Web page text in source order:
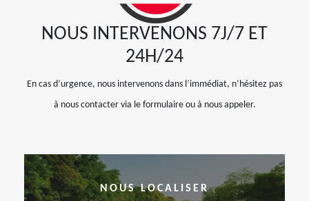
NOUS INTERVENONS 7J/7 ET
24H/24
En cas d’urgence, nous intervenons dans l’immédiat, n’hésitez pas
à nous contacter via le formulaire ou à nous appeler.
NOUS LOCALISER